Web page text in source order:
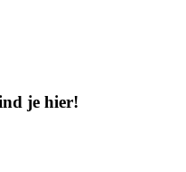
je hier!